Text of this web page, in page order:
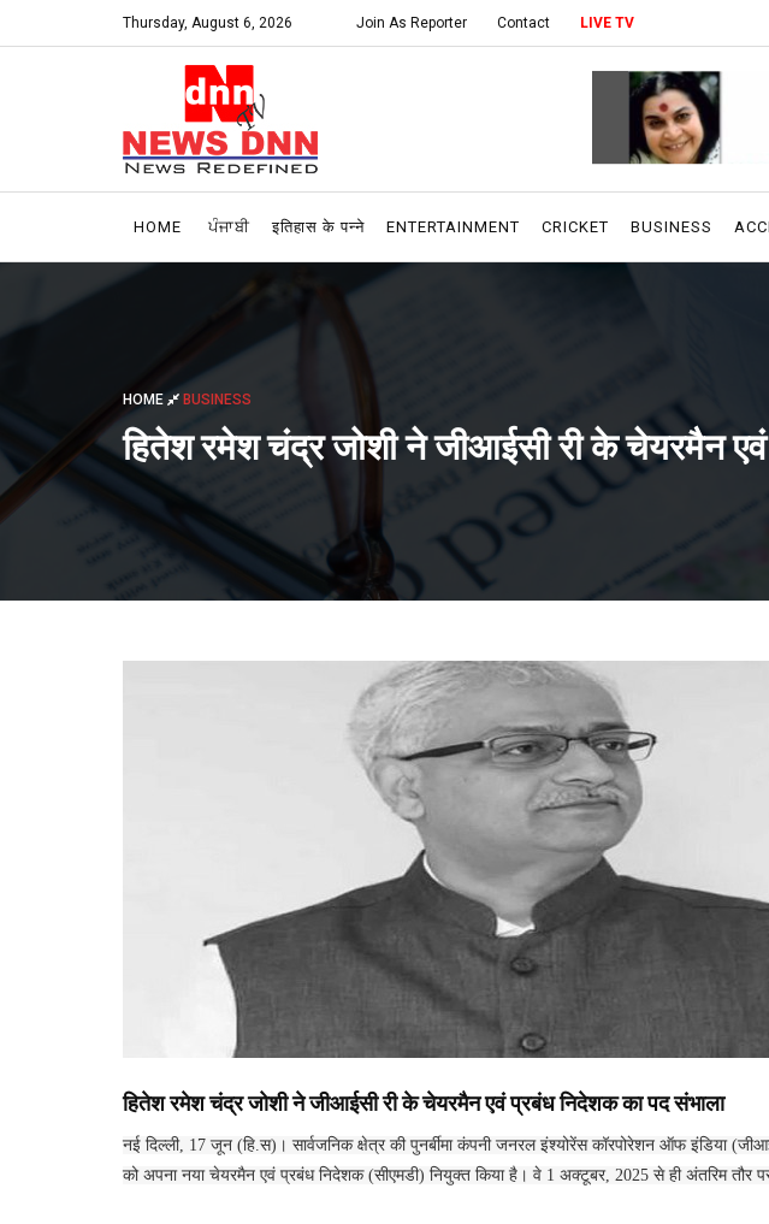
Thursday, August 6, 2026 Join As Reporter Contact LIVE TV
HOME ਪੰਜਾਬੀ इतिहास के पन्ने ENTERTAINMENT CRICKET BUSINESS
HOME BUSINESS
हितेश रमेश चंद्र जोशी ने जीआईसी री के चेयरमैन
हितेश रमेश चंद्र जोशी ने जीआईसी री के चेयरमैन एवं प्रबंध निदेशक का पद संभाला
नई दिल्ली, 17 जून (हि.स)। सार्वजनिक क्षेत्र की पुनर्बीमा कंपनी जनरल इंश्योरेंस कॉरपोरेशन ऑफ इंडिया
को अपना नया चेयरमैन एवं प्रबंध निदेशक (सीएमडी) नियुक्त किया है। वे 1 अक्टूबर, 2025 से ही अंतरिम तौर